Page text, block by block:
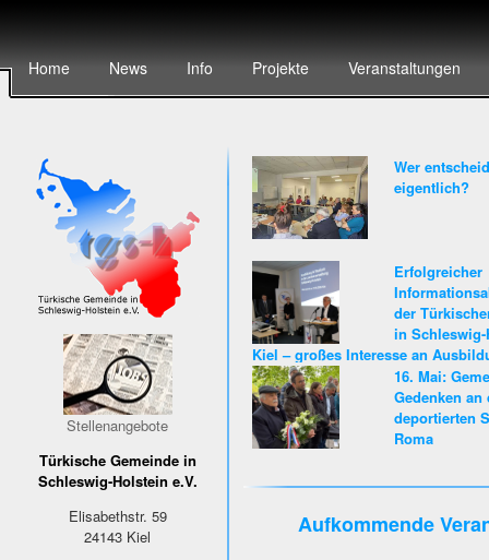
Home News Info Projekte Veranstaltungen
Stellenangebote
Türkische Gemeinde in
Schleswig-Holstein e.V.
Elisabethstr. 59
24143 Kiel
Wer
eigentlich?
Erfolgreicher
der
in
Kiel – großes Interesse an
Karriere beim Land Schleswig-
16. Mai:
Gedenken an
deportierten
Roma
Aufkommende